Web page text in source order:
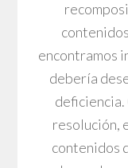
encontramos
debería
resolución,
contenidos